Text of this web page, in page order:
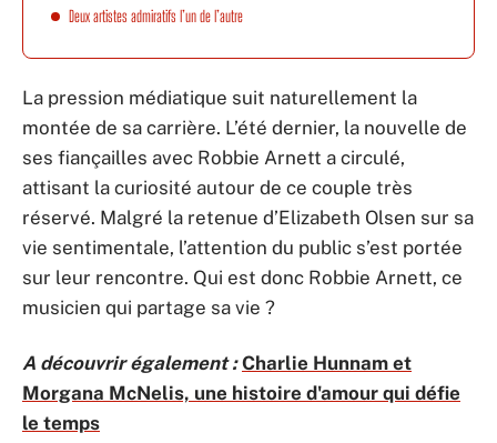
Deux artistes admiratifs l’un de l’autre
La pression médiatique suit naturellement la
montée de sa carrière. L’été dernier, la nouvelle de
ses fiançailles avec Robbie Arnett a circulé,
attisant la curiosité autour de ce couple très
réservé. Malgré la retenue d’Elizabeth Olsen sur sa
vie sentimentale, l’attention du public s’est portée
sur leur rencontre. Qui est donc Robbie Arnett, ce
musicien qui partage sa vie ?
A découvrir également : Charlie Hunnam et
Morgana McNelis, une histoire d'amour qui défie
le temps